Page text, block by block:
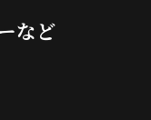
など